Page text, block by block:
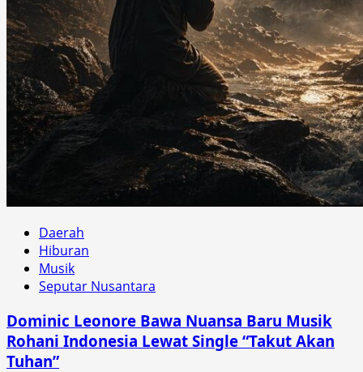
Daerah
Hiburan
Musik
Seputar Nusantara
Dominic Leonore Bawa Nuansa Baru Musik
Rohani Indonesia Lewat Single “Takut Akan
Tuhan”